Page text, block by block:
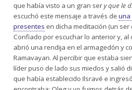
que había visto a un gran sery que le
escuchó este mensaje a través de una
presentes en dicha meditación (un
Confiado por escuchar lo anterior y,
abrió una rendija en el armagedón y
Ramavayan. Al percibir que estaba
líder puso de lado sus miedos y salió
que había establecido Ilsravé e